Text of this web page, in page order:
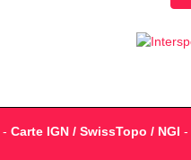
- Carte IGN / SwissTopo / NGI -